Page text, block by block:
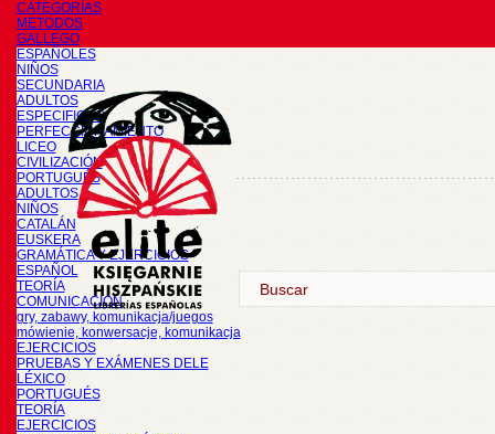
CATEGORÍAS
METODOS
GALLEGO
ESPAÑOLES
NIÑOS
SECUNDARIA
ADULTOS
ESPECIFICOS
PERFECCIONAMIENTO
LICEO
CIVILIZACIÓN
PORTUGUÉS
ADULTOS
NIÑOS
CATALÁN
EUSKERA
GRAMÁTICA Y EJERCICIOS
ESPAÑOL
TEORÍA
COMUNICACIÓN
gry, zabawy, komunikacja/juegos
mówienie, konwersacje, komunikacja
EJERCICIOS
PRUEBAS Y EXÁMENES DELE
LÉXICO
PORTUGUÉS
TEORÍA
EJERCICIOS